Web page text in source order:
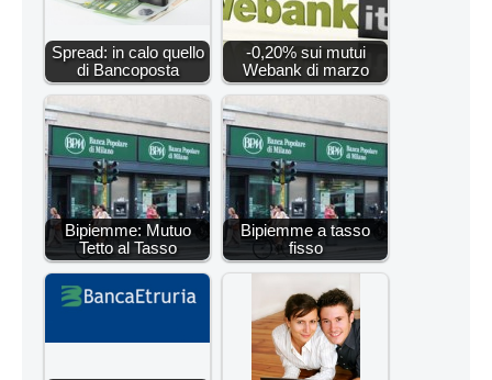
Spread: in calo quello
di Bancoposta
-0,20% sui mutui
Webank di marzo
Bipiemme: Mutuo
Tetto al Tasso
Bipiemme a tasso
fisso